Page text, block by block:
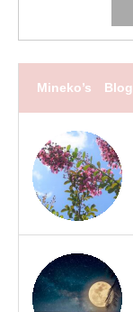
Mineko’s Blog